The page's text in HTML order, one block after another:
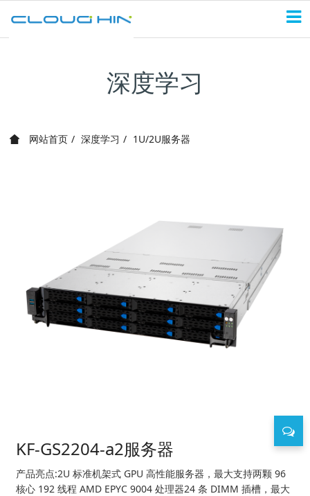
深度学习
网站首页 深度学习 1U/2U服务器
KF-GS2204-a2服务器
产品亮点:2U 标准机架式 GPU 高性能服务器，最大支持两颗 96
核心 192 线程 AMD EPYC 9004 处理器24 条 DIMM 插槽，最大